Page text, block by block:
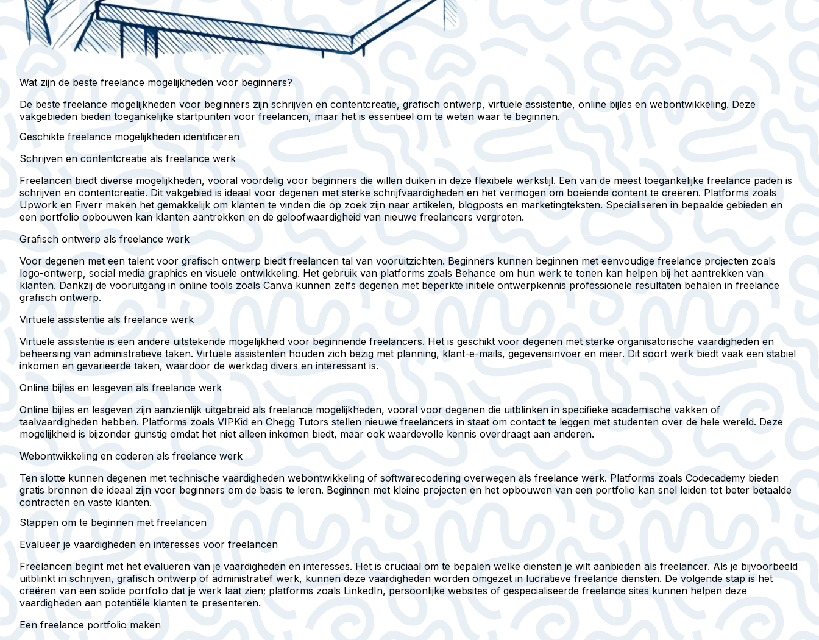
Wat zijn de beste freelance mogelijkheden voor beginners?
De beste freelance mogelijkheden voor beginners zijn schrijven en contentcreatie, grafisch ontwerp, virtuele assistentie, online bijles en webontwikkeling. Deze
vakgebieden bieden toegankelijke startpunten voor freelancen, maar het is essentieel om te weten waar te beginnen.
Geschikte freelance mogelijkheden identificeren
Schrijven en contentcreatie als freelance werk
Freelancen biedt diverse mogelijkheden, vooral voordelig voor beginners die willen duiken in deze flexibele werkstijl. Een van de meest toegankelijke freelance paden is
schrijven en contentcreatie. Dit vakgebied is ideaal voor degenen met sterke schrijfvaardigheden en het vermogen om boeiende content te creëren. Platforms zoals
Upwork en Fiverr maken het gemakkelijk om klanten te vinden die op zoek zijn naar artikelen, blogposts en marketingteksten. Specialiseren in bepaalde gebieden en
een portfolio opbouwen kan klanten aantrekken en de geloofwaardigheid van nieuwe freelancers vergroten.
Grafisch ontwerp als freelance werk
Voor degenen met een talent voor grafisch ontwerp biedt freelancen tal van vooruitzichten. Beginners kunnen beginnen met eenvoudige freelance projecten zoals
logo-ontwerp, social media graphics en visuele ontwikkeling. Het gebruik van platforms zoals Behance om hun werk te tonen kan helpen bij het aantrekken van
klanten. Dankzij de vooruitgang in online tools zoals Canva kunnen zelfs degenen met beperkte initiële ontwerpkennis professionele resultaten behalen in freelance
grafisch ontwerp.
Virtuele assistentie als freelance werk
Virtuele assistentie is een andere uitstekende mogelijkheid voor beginnende freelancers. Het is geschikt voor degenen met sterke organisatorische vaardigheden en
beheersing van administratieve taken. Virtuele assistenten houden zich bezig met planning, klant-e-mails, gegevensinvoer en meer. Dit soort werk biedt vaak een stabiel
inkomen en gevarieerde taken, waardoor de werkdag divers en interessant is.
Online bijles en lesgeven als freelance werk
Online bijles en lesgeven zijn aanzienlijk uitgebreid als freelance mogelijkheden, vooral voor degenen die uitblinken in specifieke academische vakken of
taalvaardigheden hebben. Platforms zoals VIPKid en Chegg Tutors stellen nieuwe freelancers in staat om contact te leggen met studenten over de hele wereld. Deze
mogelijkheid is bijzonder gunstig omdat het niet alleen inkomen biedt, maar ook waardevolle kennis overdraagt aan anderen.
Webontwikkeling en coderen als freelance werk
Ten slotte kunnen degenen met technische vaardigheden webontwikkeling of softwarecodering overwegen als freelance werk. Platforms zoals Codecademy bieden
gratis bronnen die ideaal zijn voor beginners om de basis te leren. Beginnen met kleine projecten en het opbouwen van een portfolio kan snel leiden tot beter betaalde
contracten en vaste klanten.
Stappen om te beginnen met freelancen
Evalueer je vaardigheden en interesses voor freelancen
Freelancen begint met het evalueren van je vaardigheden en interesses. Het is cruciaal om te bepalen welke diensten je wilt aanbieden als freelancer. Als je bijvoorbeeld
uitblinkt in schrijven, grafisch ontwerp of administratief werk, kunnen deze vaardigheden worden omgezet in lucratieve freelance diensten. De volgende stap is het
creëren van een solide portfolio dat je werk laat zien; platforms zoals LinkedIn, persoonlijke websites of gespecialiseerde freelance sites kunnen helpen deze
vaardigheden aan potentiële klanten te presenteren.
Een freelance portfolio maken